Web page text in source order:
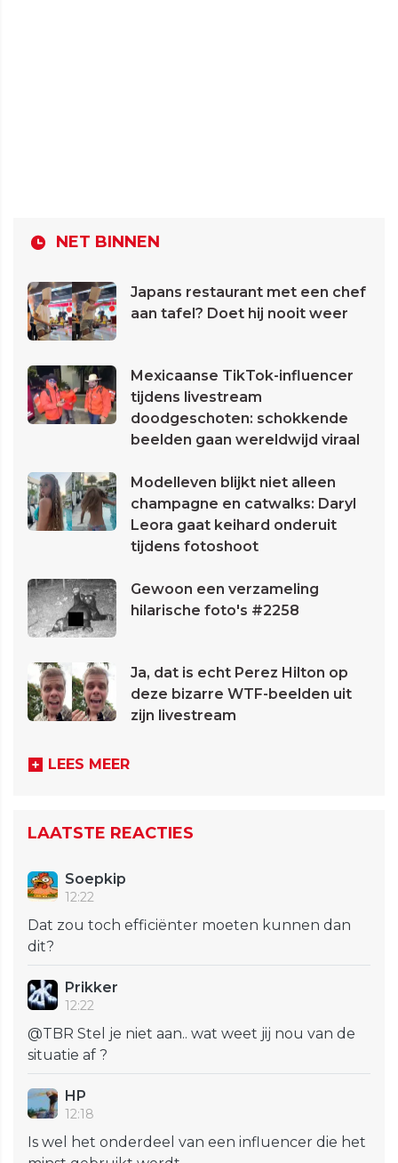
NET BINNEN
Japans restaurant met een chef
aan tafel? Doet hij nooit weer
Mexicaanse TikTok-influencer
tijdens livestream
doodgeschoten: schokkende
beelden gaan wereldwijd viraal
Modelleven blijkt niet alleen
champagne en catwalks: Daryl
Leora gaat keihard onderuit
tijdens fotoshoot
Gewoon een verzameling
hilarische foto's #2258
Ja, dat is echt Perez Hilton op
deze bizarre WTF-beelden uit
zijn livestream
LEES MEER
LAATSTE REACTIES
Soepkip
12:22
Dat zou toch efficiënter moeten kunnen dan
dit?
Prikker
12:22
@TBR Stel je niet aan.. wat weet jij nou van de
situatie af ?
HP
12:18
Is wel het onderdeel van een influencer die het